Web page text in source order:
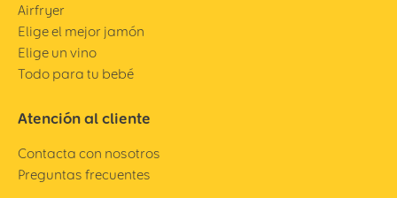
Airfryer
Elige el mejor jamón
Elige un vino
Todo para tu bebé
Atención al cliente
Contacta con nosotros
Preguntas frecuentes